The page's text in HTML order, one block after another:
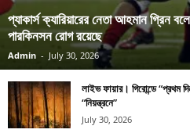
প্যাকার্স ক্যারিয়ারের নেতা আহমান গ্রিন
পারকিনসন রোগ রয়েছে
Admin - July 30, 2026
লাইভ ফায়ার। গিরোন্ডে “প্রথম
“নিয়ন্ত্রনে”
July 30, 2026